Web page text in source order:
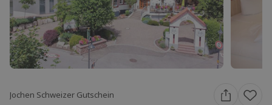
Jochen Schweizer Gutschein